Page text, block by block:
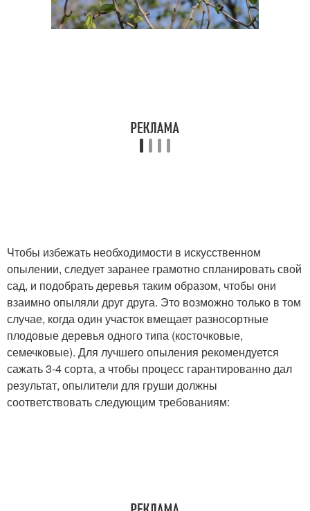
Чтобы избежать необходимости в искусственном
опылении, следует заранее грамотно спланировать свой
сад, и подобрать деревья таким образом, чтобы они
взаимно опыляли друг друга. Это возможно только в том
случае, когда один участок вмещает разносортные
плодовые деревья одного типа (косточковые,
семечковые). Для лучшего опыления рекомендуется
сажать 3-4 сорта, а чтобы процесс гарантированно дал
результат, опылители для груши должны
соответствовать следующим требованиям: